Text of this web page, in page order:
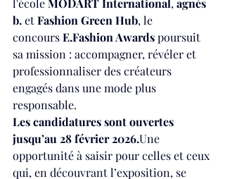
l'école MODART International, agnès
b. et Fashion Green Hub, le
concours E.Fashion Awards poursuit
sa mission : accompagner, révéler et
professionnaliser des créateurs
engagés dans une mode plus
responsable.
Les candidatures sont ouvertes
jusqu’au 28 février 2026.Une
opportunité à saisir pour celles et ceux
qui, en découvrant l’exposition, se